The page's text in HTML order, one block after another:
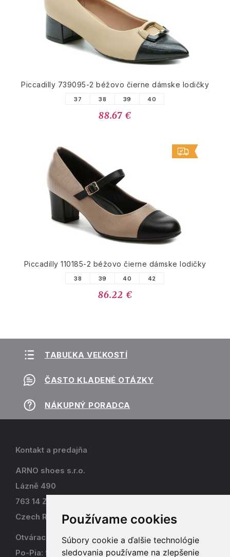
Používame cookies
Súbory cookie a ďalšie technológie
sledovania používame na zlepšenie
Piccadilly 739095-2 béžovo čierne dámske lodičky
37 38 39 40
88.67 €
Piccadilly 110185-2 béžovo čierne dámske lodičky
38 39 40 42
86.22 €
TABUĽKA VEĽKOSTÍ
ČASTO KLADENÉ OTÁZKY
NÁKUPNÝ PORADCA
Kontakt a predajňa
ARNO shoes s.r.o.
Lázně 490
763 14 Zlín - Kostelec
Czech Republic
Otváracia doba
Po-Pia: 9-17